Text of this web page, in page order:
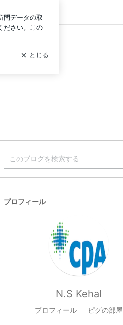
ログイン
プロフィール
N.S Kehal
プロフィール ピグの部屋